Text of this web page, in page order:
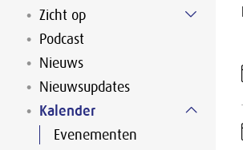
Zicht op
Podcast
Nieuws
Nieuwsupdates
Kalender
Evenementen